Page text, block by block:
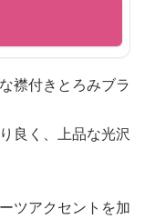
襟付きとろみブラ
良く、上品な光沢
ツアクセントを加